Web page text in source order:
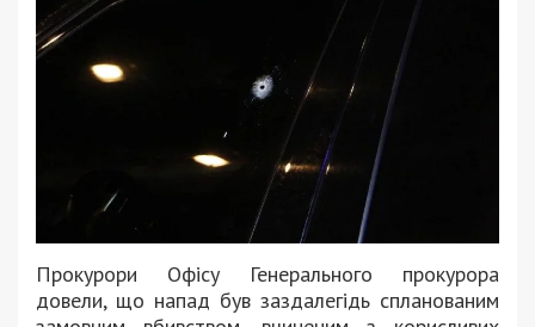
Прокурори Офісу Генерального прокурора
довели, що напад був заздалегідь спланованим